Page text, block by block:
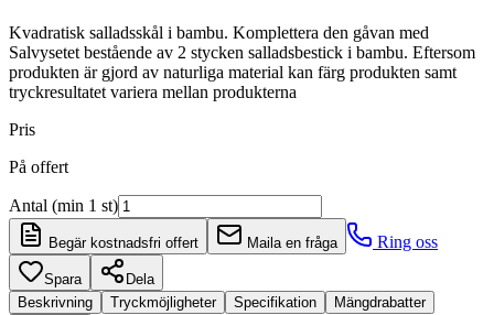
Kvadratisk salladsskål i bambu. Komplettera den gåvan med
Salvysetet bestående av 2 stycken salladsbestick i bambu. Eftersom
produkten är gjord av naturliga material kan färg produkten samt
tryckresultatet variera mellan produkterna
Pris
På offert
Antal (min 1 st)
Begär kostnadsfri offert Maila en fråga Ring oss
Spara
Dela
Beskrivning
Tryckmöjligheter Specifikation
Mängdrabatter